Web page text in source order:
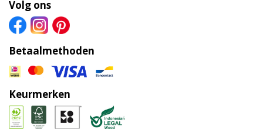
Volg ons
Betaalmethoden
Keurmerken